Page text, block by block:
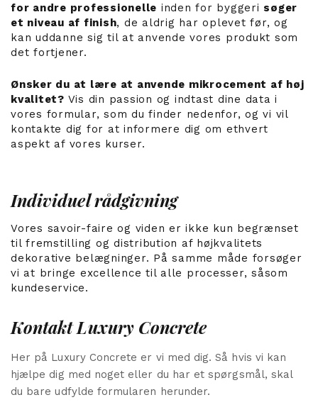
for andre professionelle inden for byggeri søger
et niveau af finish, de aldrig har oplevet før, og
kan uddanne sig til at anvende vores produkt som
det fortjener.
Ønsker du at lære at anvende mikrocement af høj
kvalitet? Vis din passion og indtast dine data i
vores formular, som du finder nedenfor, og vi vil
kontakte dig for at informere dig om ethvert
aspekt af vores kurser.
Individuel rådgivning
Vores savoir-faire og viden er ikke kun begrænset
til fremstilling og distribution af højkvalitets
dekorative belægninger. På samme måde forsøger
vi at bringe excellence til alle processer, såsom
kundeservice.
Kontakt Luxury Concrete
Her på Luxury Concrete er vi med dig. Så hvis vi kan
hjælpe dig med noget eller du har et spørgsmål, skal
du bare udfylde formularen herunder.